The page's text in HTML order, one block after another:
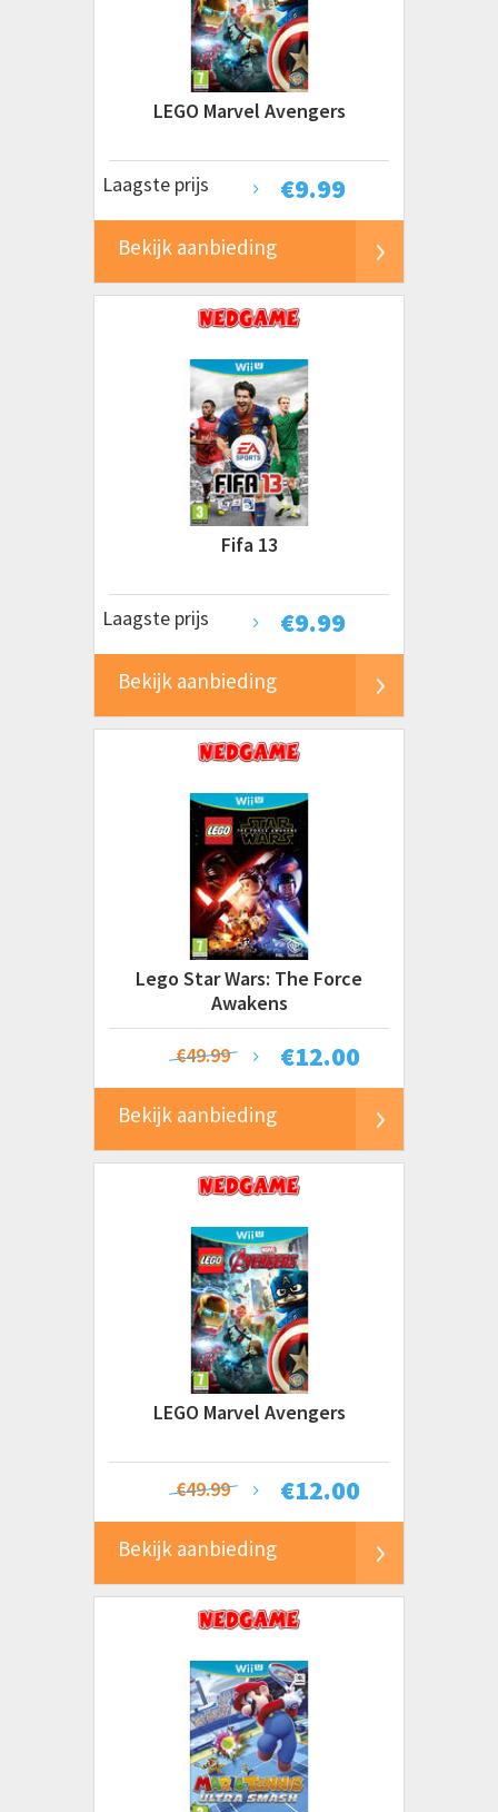
LEGO Marvel Avengers
€9.99
Laagste prijs
Bekijk aanbieding
Fifa 13
€9.99
Laagste prijs
Bekijk aanbieding
Lego Star Wars: The Force
Awakens
€12.00
€49.99
Bekijk aanbieding
LEGO Marvel Avengers
€12.00
€49.99
Bekijk aanbieding